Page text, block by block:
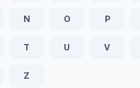
N O P
T U V
Z